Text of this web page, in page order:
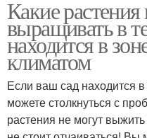
Какие
выращивать в
находится в
климатом
Если ваш сад находится
можете столкнуться с
растения не могут